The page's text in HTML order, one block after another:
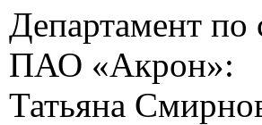
Департамент по
ПАО «Акрон»:
Татьяна